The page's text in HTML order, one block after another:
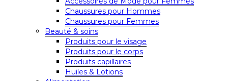
Chaussures pour Hommes
Chaussures pour Femmes
Beauté & soins
Produits pour le visage
Produits pour le corps
Produits capillaires
Huiles & Lotions